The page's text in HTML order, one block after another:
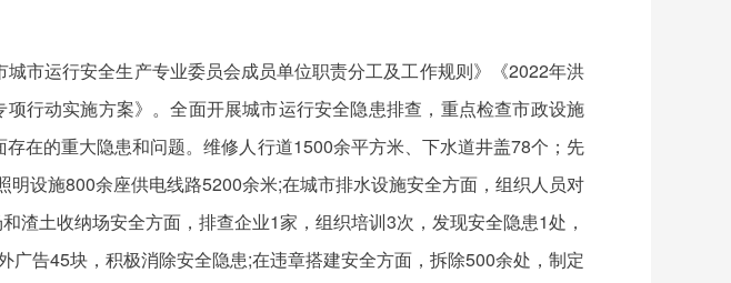
市运行安全生产专业委员会成员单位职责分工及工作规则》《2022年洪
行动实施方案》。全面开展城市运行安全隐患排查，重点检查市政设施
在的重大隐患和问题。维修人行道1500余平方米、下水道井盖78个；先
设施800余座供电线路5200余米;在城市排水设施安全方面，组织人员对
土收纳场安全方面，排查企业1家，组织培训3次，发现安全隐患1处，
告45块，积极消除安全隐患;在违章搭建安全方面，拆除500余处，制定